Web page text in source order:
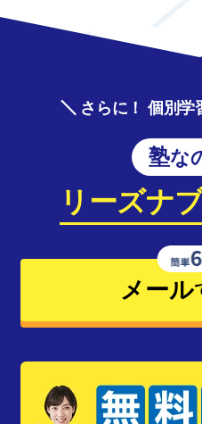
さらに！ 個別学
塾
リーズナ
メール